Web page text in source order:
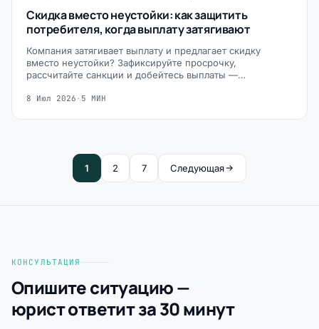
Скидка вместо неустойки: как защитить
потребителя, когда выплату затягивают
Компания затягивает выплату и предлагает скидку
вместо неустойки? Зафиксируйте просрочку,
рассчитайте санкции и добейтесь выплаты —…
8 Июл 2026 · 5 МИН
1 2 7 Следующая
КОНСУЛЬТАЦИЯ
Опишите ситуацию —
юрист ответит за 30 минут